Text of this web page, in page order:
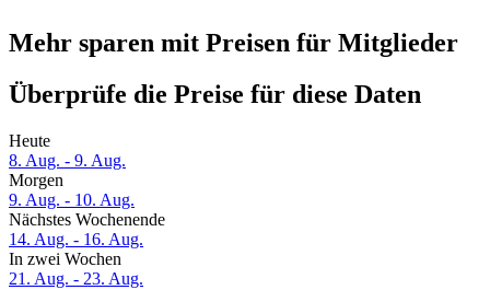
Mehr sparen mit Preisen für Mitglieder
Überprüfe die Preise für diese Daten
Heute
8. Aug. - 9. Aug.
Morgen
9. Aug. - 10. Aug.
Nächstes Wochenende
14. Aug. - 16. Aug.
In zwei Wochen
21. Aug. - 23. Aug.